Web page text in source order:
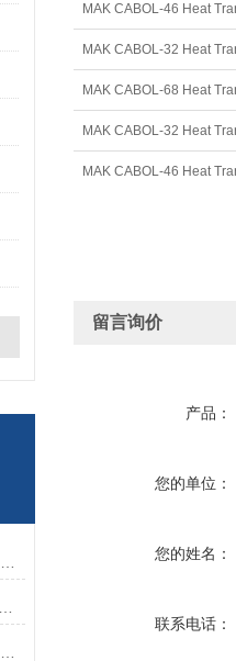
MAK CABOL-46 Heat
MAK CABOL-32 Heat
MAK CABOL-68 Heat
MAK CABOL-32 Heat
MAK CABOL-46 Heat
留言询价
产品：
您的单位：
您的姓名：
联系电话：